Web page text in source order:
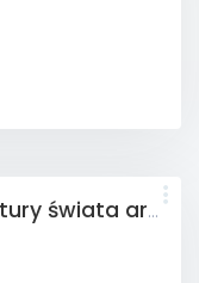
Mały słownik kultury świata arabskiego